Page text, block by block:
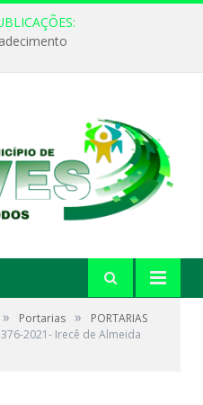
» Portarias »
PORTARIAS
2021- Irecê de Almeida